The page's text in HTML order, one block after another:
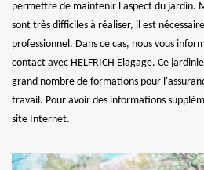
permettre de maintenir l'aspect du jardin.
sont très difficiles à réaliser, il est
professionnel. Dans ce cas, nous vous
contact avec HELFRICH Elagage. Ce
grand nombre de formations pour
travail. Pour avoir des informations
site Internet.